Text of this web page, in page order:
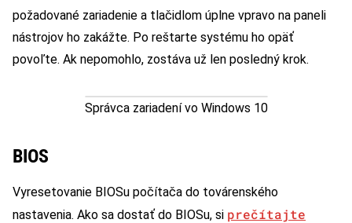
požadované zariadenie a tlačidlom úplne vpravo na paneli
nástrojov ho zakážte. Po reštarte systému ho opäť
povoľte. Ak nepomohlo, zostáva už len posledný krok.
Správca zariadení vo Windows 10
BIOS
Vyresetovanie BIOSu počítača do továrenského
nastavenia. Ako sa dostať do BIOSu, si prečítajte